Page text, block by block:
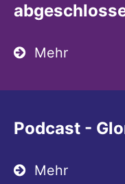
Mehr
Podcast -
Mehr